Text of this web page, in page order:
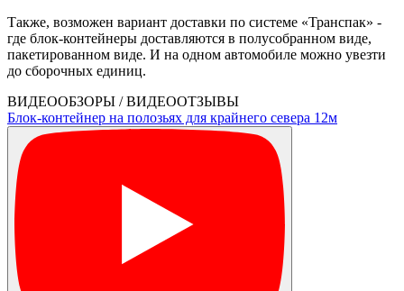
Также, возможен вариант доставки по системе «Транспак» -
где блок-контейнеры доставляются в полусобранном виде,
пакетированном виде. И на одном автомобиле можно увезти
до сборочных единиц.
ВИДЕООБЗОРЫ / ВИДЕООТЗЫВЫ
Блок-контейнер на полозьях для крайнего севера 12м